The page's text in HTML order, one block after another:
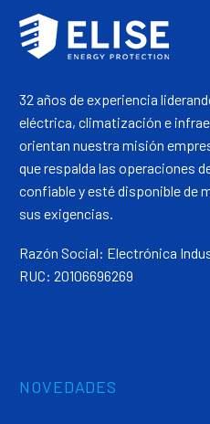
32 años de experiencia
eléctrica, climatización e
orientan nuestra misión
que respalda las operaciones
confiable y esté disponible de
sus exigencias.
Razón Social: Electrónica
RUC: 20106696269
NOVEDADES